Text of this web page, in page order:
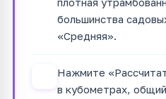
большинства
«Средняя».
Нажмите
в кубометрах,